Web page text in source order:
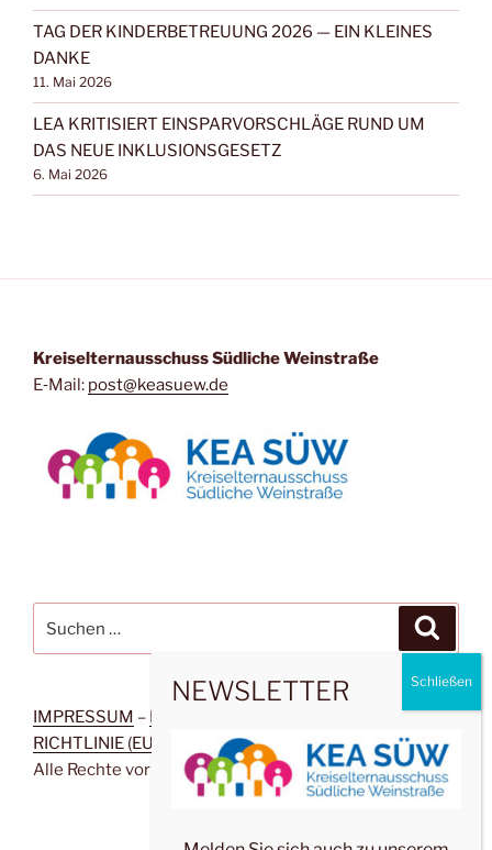
TAG DER KINDERBETREUUNG 2026 — EIN KLEINES
DANKE
11. Mai 2026
LEA KRITISIERT EINSPARVORSCHLÄGE RUND UM
DAS NEUE INKLUSIONSGESETZ
6. Mai 2026
Kreis­eltern­aus­schuss Süd­li­che Weinstraße
E‑Mail: post@keasuew.de
nach:
IMPRESSUM – DATENSCHUTZERKLÄRUNG
COOKIE-
RICHTLINIE (EU)
SITEMAP–INTERN– Copy­right ©
Alle Rech­te vorbehalten
NEWSLETTER